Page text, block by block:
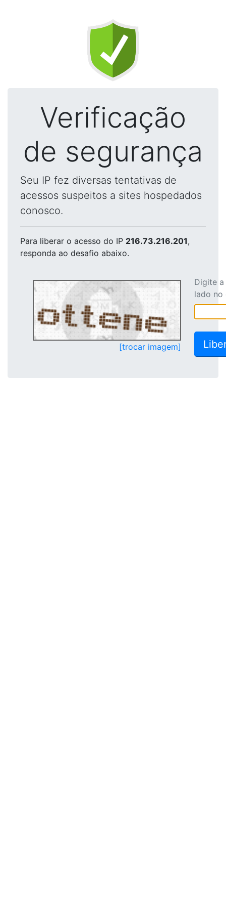
Verificação
de segurança
Seu IP fez diversas tentativas de
acessos suspeitos a sites hospedados
conosco.
Para liberar o acesso do IP 216.73.216.201,
responda ao desafio abaixo.
[trocar imagem]
Digite
lado no